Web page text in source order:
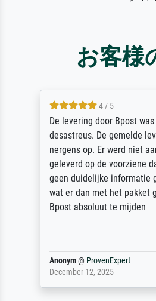
お客様
Sehr gute Qualität
des Rahmens!
sorgfältig und
unbeschadet bei
unser letzter
Dank!
Reinhold,@
April 22, 2026